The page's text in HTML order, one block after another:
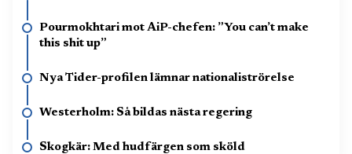
Pourmokhtari mot AiP-chefen: ”You can’t make
this shit up”
Nya Tider-profilen lämnar nationaliströrelse
Westerholm: Så bildas nästa regering
Skogkär: Med hudfärgen som sköld